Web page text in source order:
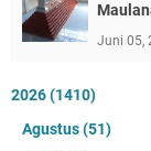
Juni 05,
2026(1410)
Agustus(51)